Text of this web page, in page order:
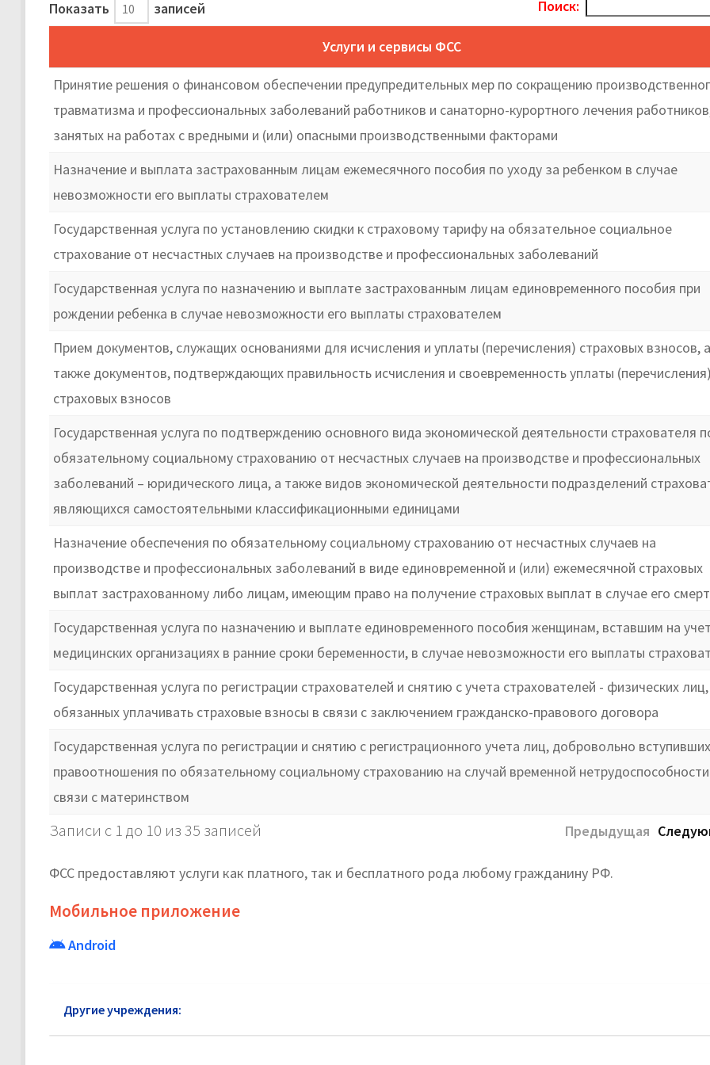
Показать записей Поиск:
Услуги и сервисы ФСС
Принятие решения о финансовом обеспечении предупредительных мер по сокращению
травматизма и профессиональных заболеваний работников и санаторно-курортного лечения
занятых на работах с вредными и (или) опасными производственными факторами
Назначение и выплата застрахованным лицам ежемесячного пособия по уходу за ребенком в случае
невозможности его выплаты страхователем
Государственная услуга по установлению скидки к страховому тарифу на обязательное социальное
страхование от несчастных случаев на производстве и профессиональных заболеваний
Государственная услуга по назначению и выплате застрахованным лицам единовременного пособия при
рождении ребенка в случае невозможности его выплаты страхователем
Прием документов, служащих основаниями для исчисления и уплаты (перечисления) страховых взносов, а
также документов, подтверждающих правильность исчисления и своевременность уплаты (перечисления)
страховых взносов
Государственная услуга по подтверждению основного вида экономической деятельности страхователя
обязательному социальному страхованию от несчастных случаев на производстве и профессиональных
заболеваний – юридического лица, а также видов экономической деятельности подразделений
являющихся самостоятельными классификационными единицами
Назначение обеспечения по обязательному социальному страхованию от несчастных случаев на
производстве и профессиональных заболеваний в виде единовременной и (или) ежемесячной страховых
выплат застрахованному либо лицам, имеющим право на получение страховых выплат в случае его
Государственная услуга по назначению и выплате единовременного пособия женщинам, вставшим на
медицинских организациях в ранние сроки беременности, в случае невозможности его выплаты
Государственная услуга по регистрации страхователей и снятию с учета страхователей - физических лиц,
обязанных уплачивать страховые взносы в связи с заключением гражданско-правового договора
Государственная услуга по регистрации и снятию с регистрационного учета лиц, добровольно
правоотношения по обязательному социальному страхованию на случай временной
связи с материнством
Записи с 1 до 10 из 35 записей Предыдущая
ФСС предоставляют услуги как платного, так и бесплатного рода любому гражданину РФ.
Мобильное приложение
Android
Другие учреждения: